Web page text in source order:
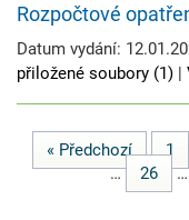
Rozpočtové
Datum vydání:
přiložené soubory (1) |
« Předchozí 1
…
26 …